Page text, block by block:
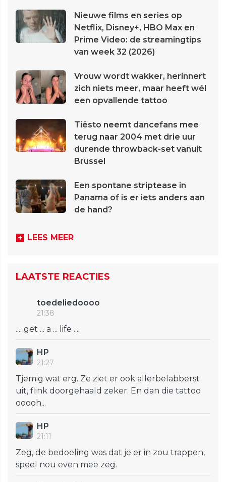
Nieuwe films en series op
Netflix, Disney+, HBO Max en
Prime Video: de streamingtips
van week 32 (2026)
Vrouw wordt wakker, herinnert
zich niets meer, maar heeft wél
een opvallende tattoo
Tiësto neemt dancefans mee
terug naar 2004 met drie uur
durende throwback-set vanuit
Brussel
Een spontane striptease in
Panama of is er iets anders aan
de hand?
LEES MEER
LAATSTE REACTIES
toedeliedoooo
21:38
.... get ... a ... life ....
HP
21:27
Tjemig wat erg. Ze ziet er ook allerbelabberst
uit, flink doorgehaald zeker. En dan die tattoo
ooooh...
HP
21:11
Zeg, de bedoeling was dat je er in zou trappen,
speel nou even mee zeg.